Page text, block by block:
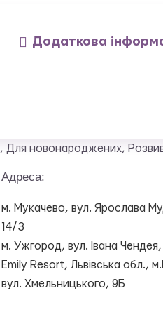
Додаткова
, Для новонароджених,
Адреса:
м. Мукачево, вул. Ярослава
14/3
м. Ужгород, вул. Івана Чендея,
Emily Resort, Львівська обл.,
вул. Хмельницького, 9Б